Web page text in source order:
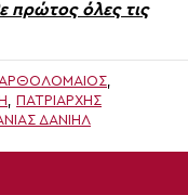
πρώτος όλες τις
,
, ΠΑΤΡΙΆΡΧΗΣ
ΔΑΝΙΉΛ